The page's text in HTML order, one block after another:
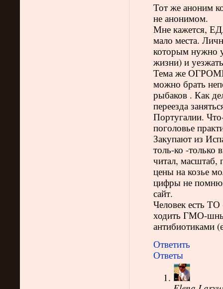
Тот же аноним
не анонимом.
Мне кажется,
мало места.
которым нужно
жизни) и
Тема же
можно брать
рыбаков . Как
переезда
Португалии.
поголовье
Закупают из
толь-ко -
читал, масштаб,
цены на козье
цифры не помню.
сайт.
Человек есть
ходить ГМО-
антибиотиками
Ответить
Ответы